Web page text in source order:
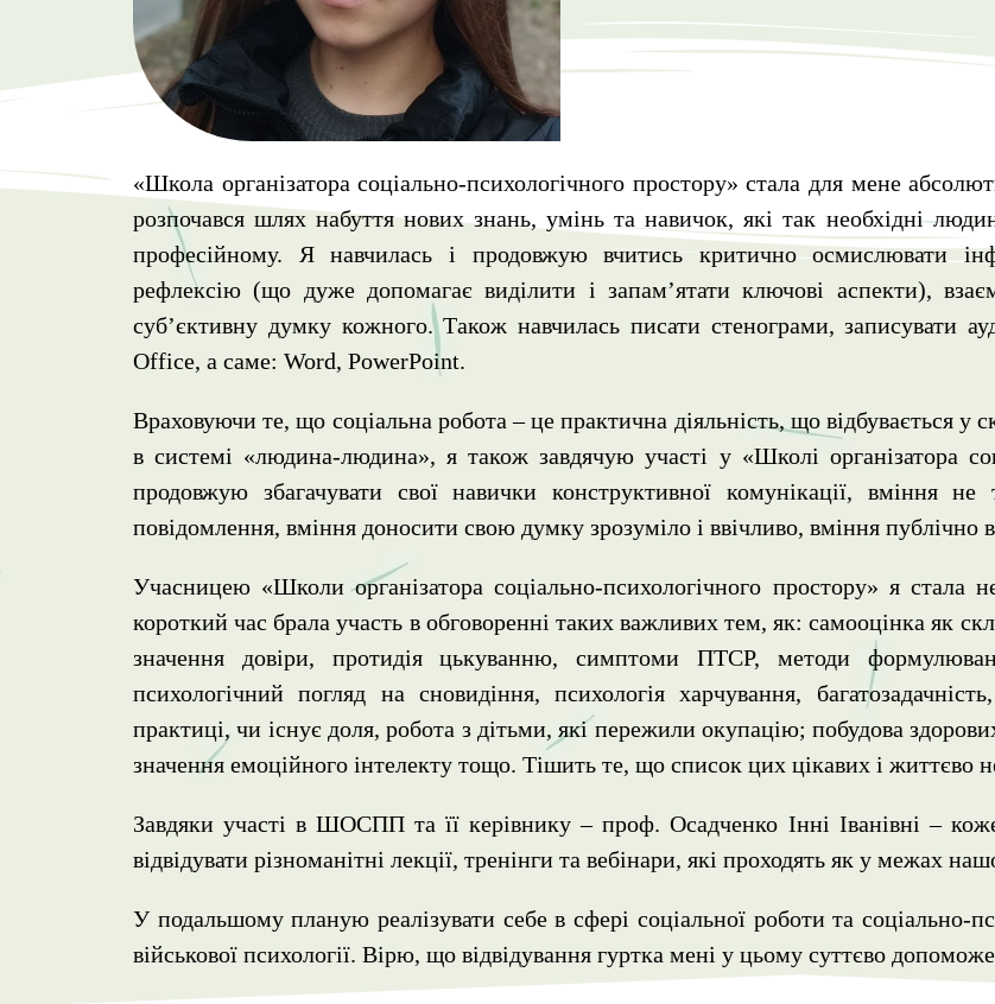
«Школа організатора соціально-психологічного простору» стала для мене
розпочався шлях набуття нових знань, умінь та навичок, які так необхідні
професійному. Я навчилась і продовжую вчитись критично осмислювати
рефлексію (що дуже допомагає виділити і запам’ятати ключові аспекти),
суб’єктивну думку кожного. Також навчилась писати стенограми, записувати
Office, а саме: Word, PowerPoint.
Враховуючи те, що соціальна робота – це практична діяльність, що відбувається у
в системі «людина-людина», я також завдячую участі у «Школі організатора
продовжую збагачувати свої навички конструктивної комунікації, вміння
повідомлення, вміння доносити свою думку зрозуміло і ввічливо, вміння публічно
Учасницею «Школи організатора соціально-психологічного простору» я стала
короткий час брала участь в обговоренні таких важливих тем, як: самооцінка як
значення довіри, протидія цькуванню, симптоми ПТСР, методи
психологічний погляд на сновидіння, психологія харчування,
практиці, чи існує доля, робота з дітьми, які пережили окупацію; побудова
значення емоційного інтелекту тощо. Тішить те, що список цих цікавих і життєво
Завдяки участі в ШОСПП та її керівнику – проф. Осадченко Інні Іванівні –
відвідувати різноманітні лекції, тренінги та вебінари, які проходять як у межах
У подальшому планую реалізувати себе в сфері соціальної роботи та соціально-
військової психології. Вірю, що відвідування гуртка мені у цьому суттєво